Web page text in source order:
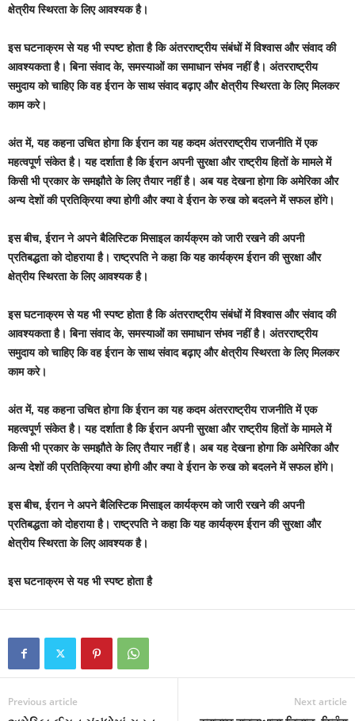
क्षेत्रीय स्थिरता के लिए आवश्यक है।
इस घटनाक्रम से यह भी स्पष्ट होता है कि अंतरराष्ट्रीय संबंधों में विश्वास और संवाद की
आवश्यकता है। बिना संवाद के, समस्याओं का समाधान संभव नहीं है। अंतरराष्ट्रीय
समुदाय को चाहिए कि वह ईरान के साथ संवाद बढ़ाए और क्षेत्रीय स्थिरता के लिए मिलकर
काम करे।
अंत में, यह कहना उचित होगा कि ईरान का यह कदम अंतरराष्ट्रीय राजनीति में एक
महत्वपूर्ण संकेत है। यह दर्शाता है कि ईरान अपनी सुरक्षा और राष्ट्रीय हितों के मामले में
किसी भी प्रकार के समझौते के लिए तैयार नहीं है। अब यह देखना होगा कि अमेरिका और
अन्य देशों की प्रतिक्रिया क्या होगी और क्या वे ईरान के रुख को बदलने में सफल होंगे।
इस बीच, ईरान ने अपने बैलिस्टिक मिसाइल कार्यक्रम को जारी रखने की अपनी
प्रतिबद्धता को दोहराया है। राष्ट्रपति ने कहा कि यह कार्यक्रम ईरान की सुरक्षा और
क्षेत्रीय स्थिरता के लिए आवश्यक है।
इस घटनाक्रम से यह भी स्पष्ट होता है कि अंतरराष्ट्रीय संबंधों में विश्वास और संवाद की
आवश्यकता है। बिना संवाद के, समस्याओं का समाधान संभव नहीं है। अंतरराष्ट्रीय
समुदाय को चाहिए कि वह ईरान के साथ संवाद बढ़ाए और क्षेत्रीय स्थिरता के लिए मिलकर
काम करे।
अंत में, यह कहना उचित होगा कि ईरान का यह कदम अंतरराष्ट्रीय राजनीति में एक
महत्वपूर्ण संकेत है। यह दर्शाता है कि ईरान अपनी सुरक्षा और राष्ट्रीय हितों के मामले में
किसी भी प्रकार के समझौते के लिए तैयार नहीं है। अब यह देखना होगा कि अमेरिका और
अन्य देशों की प्रतिक्रिया क्या होगी और क्या वे ईरान के रुख को बदलने में सफल होंगे।
इस बीच, ईरान ने अपने बैलिस्टिक मिसाइल कार्यक्रम को जारी रखने की अपनी
प्रतिबद्धता को दोहराया है। राष्ट्रपति ने कहा कि यह कार्यक्रम ईरान की सुरक्षा और
क्षेत्रीय स्थिरता के लिए आवश्यक है।
इस घटनाक्रम से यह भी स्पष्ट होता है
Previous article Next article